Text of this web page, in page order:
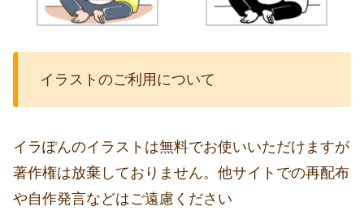
イラストのご利用について
イラぽんのイラストは無料でお使いいただけますが
著作権は放棄しておりません。他サイトでの再配布
や自作発言などはご遠慮ください